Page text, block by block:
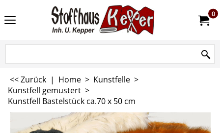
0
<< Zurück | Home > Kunstfelle >
Kunstfell gemustert >
Kunstfell Bastelstück ca.70 x 50 cm